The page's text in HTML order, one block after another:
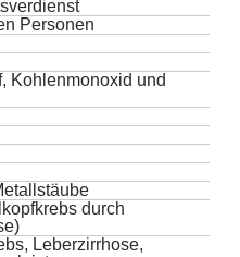
Personen
Kohlenmonoxid und
durch
Leberzirrhose,